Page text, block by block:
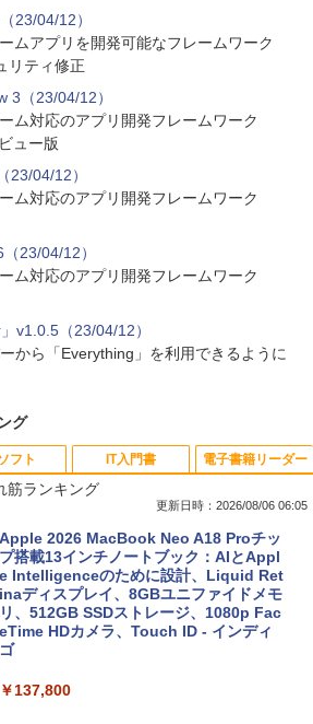
23/04/12）
ムアプリを開発可能なフレームワーク
リティ修正
3（23/04/12）
ム対応のアプリ開発フレームワーク
ュー版
23/04/12）
ム対応のアプリ開発フレームワーク
23/04/12）
ム対応のアプリ開発フレームワーク
v1.0.5（23/04/12）
から「Everything」を利用できるように
グ
筋ランキング
更新日時：2026/08/06 06:05
Apple 2026 MacBook Neo A18 Proチッ
プ搭載13インチノートブック：AIとAppl
e Intelligenceのために設計、Liquid Ret
inaディスプレイ、8GBユニファイドメモ
リ、512GB SSDストレージ、1080p Fac
eTime HDカメラ、Touch ID - インディ
ゴ
￥137,800
フト IT入門書 電子書籍リーダー